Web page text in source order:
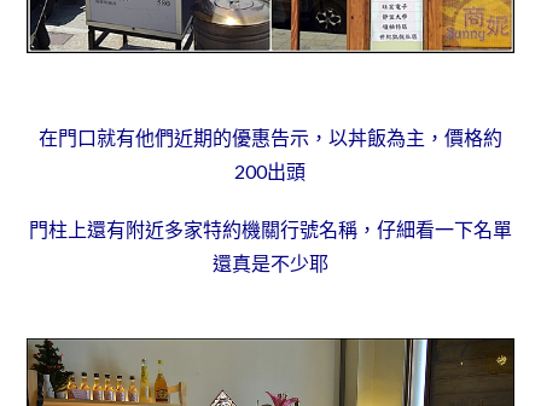
在門口就有他們近期的優惠告示，以丼飯為主，價格約
200出頭
門柱上還有附近多家特約機關行號名稱，仔細看一下名單
還真是不少耶